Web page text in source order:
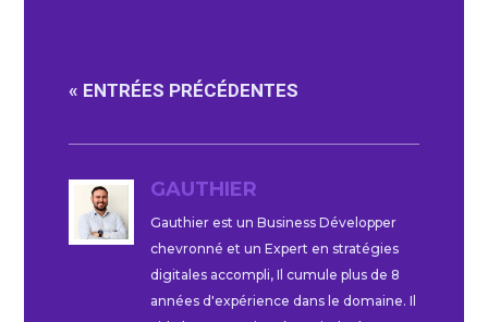
« ENTRÉES PRÉCÉDENTES
GAUTHIER
Gauthier est un Business Développer
chevronné et un Expert en stratégies
digitales accompli, Il cumule plus de 8
années d'expérience dans le domaine. Il